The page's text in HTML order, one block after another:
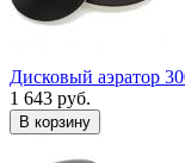
Дисковый аэратор
1 643 руб.
В корзину